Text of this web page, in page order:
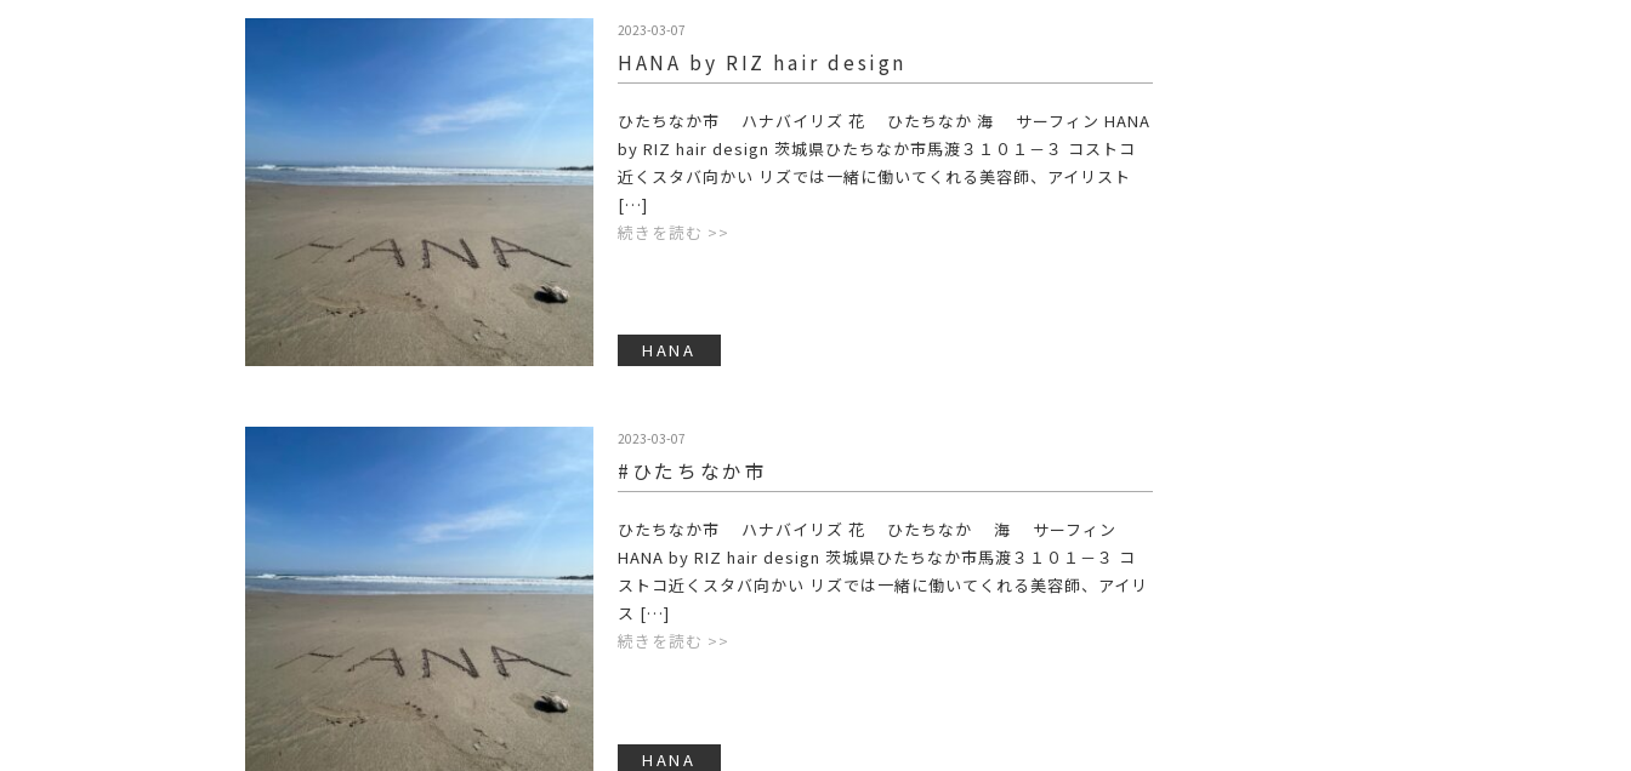
2023-03-07
HANA by RIZ hair design
ひたちなか市 ハナバイリズ 花 ひたちなか 海 サーフィン HANA
by RIZ hair design 茨城県ひたちなか市馬渡３１０１－３ コストコ
近くスタバ向かい リズでは一緒に働いてくれる美容師、アイリスト
[…]
続きを読む >>
HANA
2023-03-07
#ひたちなか市
ひたちなか市 ハナバイリズ 花 ひたちなか 海 サーフィン
HANA by RIZ hair design 茨城県ひたちなか市馬渡３１０１－３ コ
ストコ近くスタバ向かい リズでは一緒に働いてくれる美容師、アイリ
ス […]
続きを読む >>
HANA